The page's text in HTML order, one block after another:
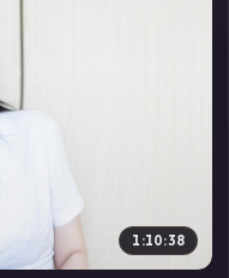
1:10:38